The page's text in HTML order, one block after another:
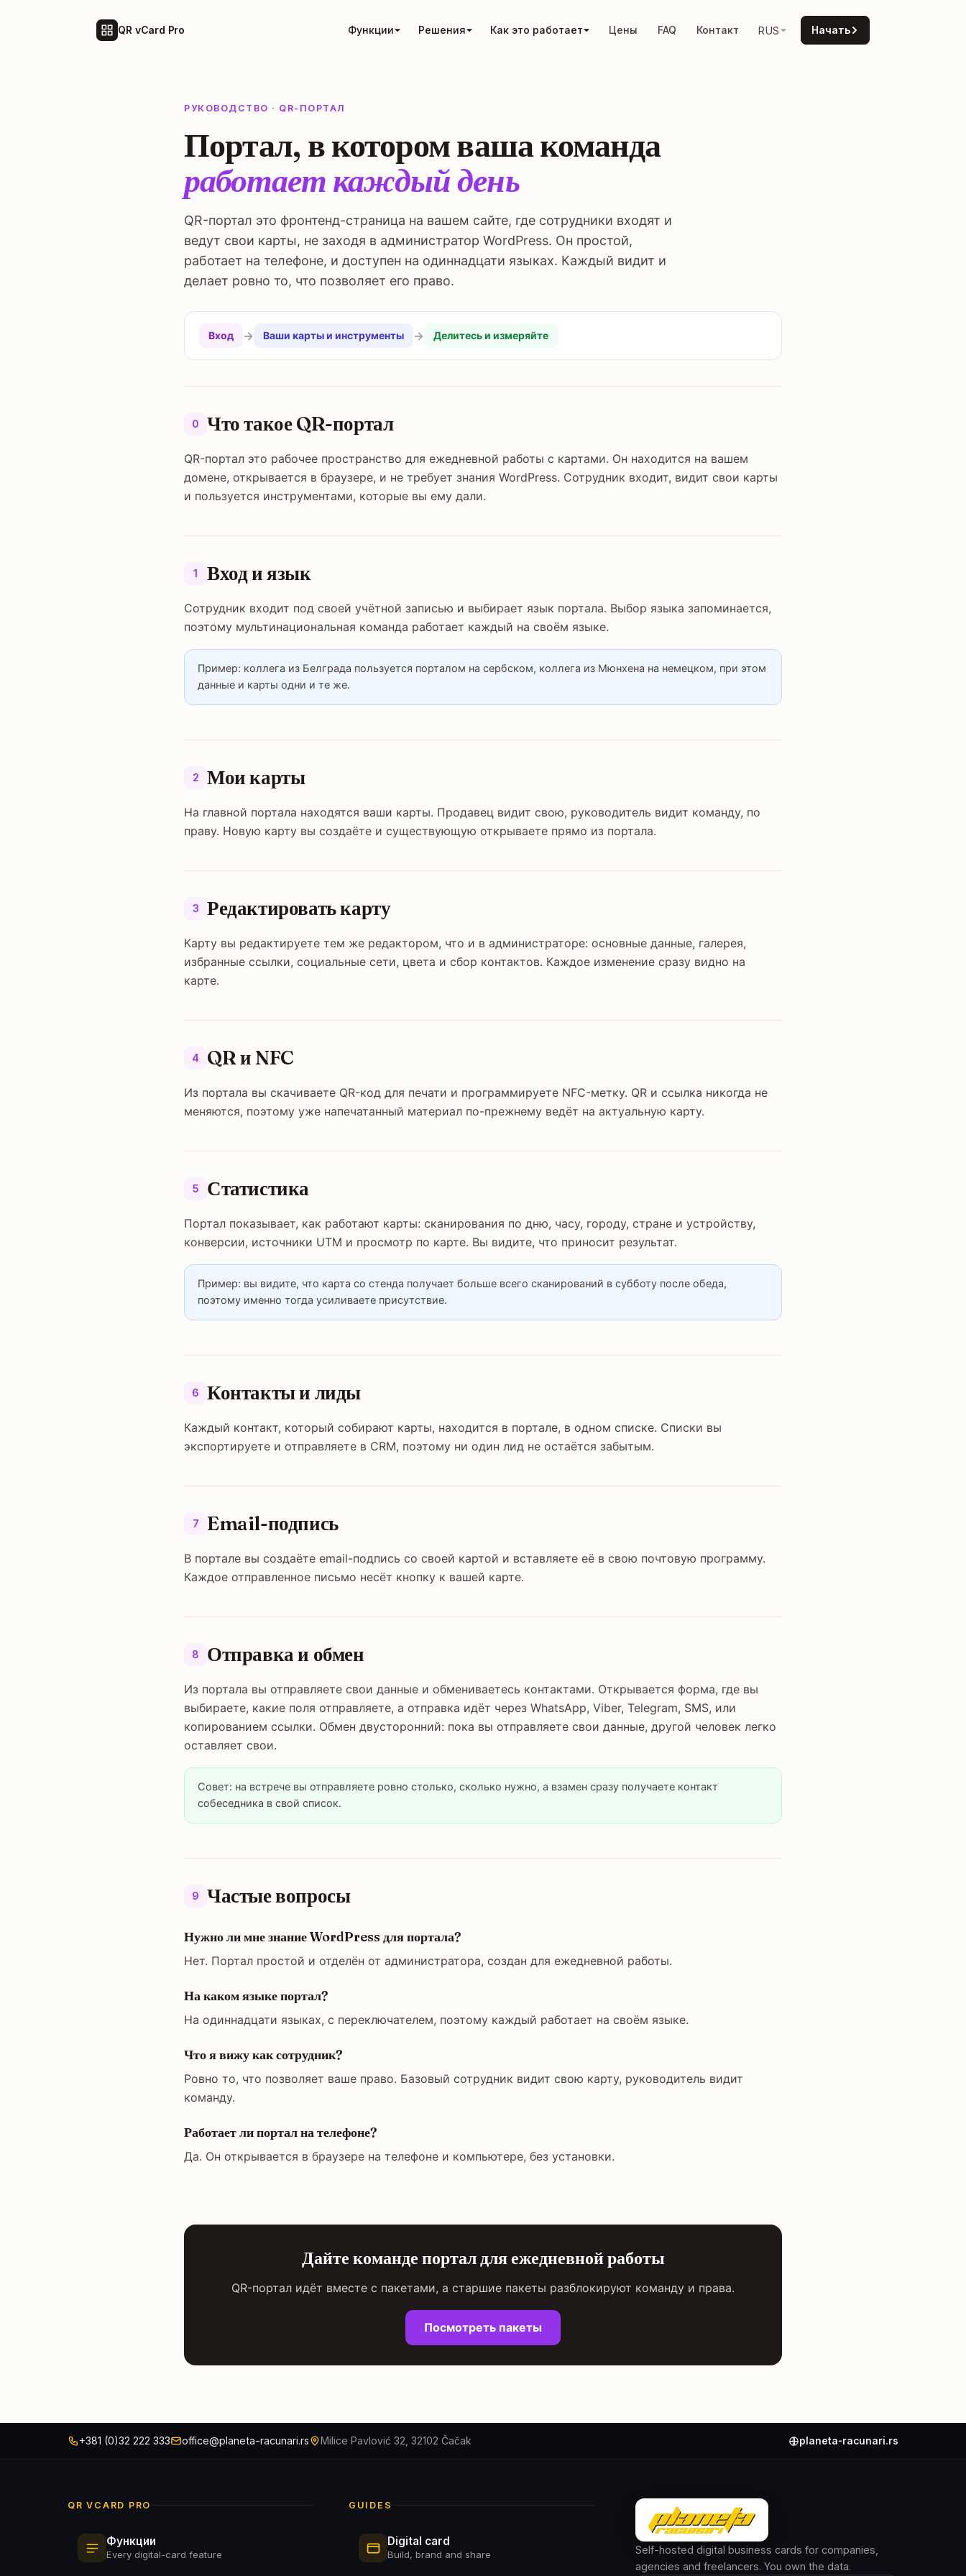
QR vCard Pro Функции Решения Как это работает Цены FAQ Контакт RUS Начать
РУКОВОДСТВО · QR-ПОРТАЛ
Портал, в котором ваша команда
работает каждый день
QR-портал это фронтенд-страница на вашем сайте, где сотрудники входят и
ведут свои карты, не заходя в администратор WordPress. Он простой,
работает на телефоне, и доступен на одиннадцати языках. Каждый видит и
делает ровно то, что позволяет его право.
Вход → Ваши карты и инструменты → Делитесь и измеряйте
0 Что такое QR-портал
QR-портал это рабочее пространство для ежедневной работы с картами. Он находится на вашем
домене, открывается в браузере, и не требует знания WordPress. Сотрудник входит, видит свои карты
и пользуется инструментами, которые вы ему дали.
1 Вход и язык
Сотрудник входит под своей учётной записью и выбирает язык портала. Выбор языка запоминается,
поэтому мультинациональная команда работает каждый на своём языке.
Пример: коллега из Белграда пользуется порталом на сербском, коллега из Мюнхена на немецком, при этом
данные и карты одни и те же.
2 Мои карты
На главной портала находятся ваши карты. Продавец видит свою, руководитель видит команду, по
праву. Новую карту вы создаёте и существующую открываете прямо из портала.
3 Редактировать карту
Карту вы редактируете тем же редактором, что и в администраторе: основные данные, галерея,
избранные ссылки, социальные сети, цвета и сбор контактов. Каждое изменение сразу видно на
карте.
4 QR и NFC
Из портала вы скачиваете QR-код для печати и программируете NFC-метку. QR и ссылка никогда не
меняются, поэтому уже напечатанный материал по-прежнему ведёт на актуальную карту.
5 Статистика
Портал показывает, как работают карты: сканирования по дню, часу, городу, стране и устройству,
конверсии, источники UTM и просмотр по карте. Вы видите, что приносит результат.
Пример: вы видите, что карта со стенда получает больше всего сканирований в субботу после обеда,
поэтому именно тогда усиливаете присутствие.
6 Контакты и лиды
Каждый контакт, который собирают карты, находится в портале, в одном списке. Списки вы
экспортируете и отправляете в CRM, поэтому ни один лид не остаётся забытым.
7 Email-подпись
В портале вы создаёте email-подпись со своей картой и вставляете её в свою почтовую программу.
Каждое отправленное письмо несёт кнопку к вашей карте.
8 Отправка и обмен
Из портала вы отправляете свои данные и обмениваетесь контактами. Открывается форма, где вы
выбираете, какие поля отправляете, а отправка идёт через WhatsApp, Viber, Telegram, SMS, или
копированием ссылки. Обмен двусторонний: пока вы отправляете свои данные, другой человек легко
оставляет свои.
Совет: на встрече вы отправляете ровно столько, сколько нужно, а взамен сразу получаете контакт
собеседника в свой список.
9 Частые вопросы
Нужно ли мне знание WordPress для портала?
Нет. Портал простой и отделён от администратора, создан для ежедневной работы.
На каком языке портал?
На одиннадцати языках, с переключателем, поэтому каждый работает на своём языке.
Что я вижу как сотрудник?
Ровно то, что позволяет ваше право. Базовый сотрудник видит свою карту, руководитель видит
команду.
Работает ли портал на телефоне?
Да. Он открывается в браузере на телефоне и компьютере, без установки.
Дайте команде портал для ежедневной работы
QR-портал идёт вместе с пакетами, а старшие пакеты разблокируют команду и права.
Посмотреть пакеты
+381 (0)32 222 333 office@planeta-racunari.rs Milice Pavlović 32, 32102 Čačak planeta-racunari.rs
QR VCARD PRO
Функции
Every digital-card feature
GUIDES
Digital card
Build, brand and share
Self-hosted digital business cards for companies,
agencies and freelancers. You own the data.